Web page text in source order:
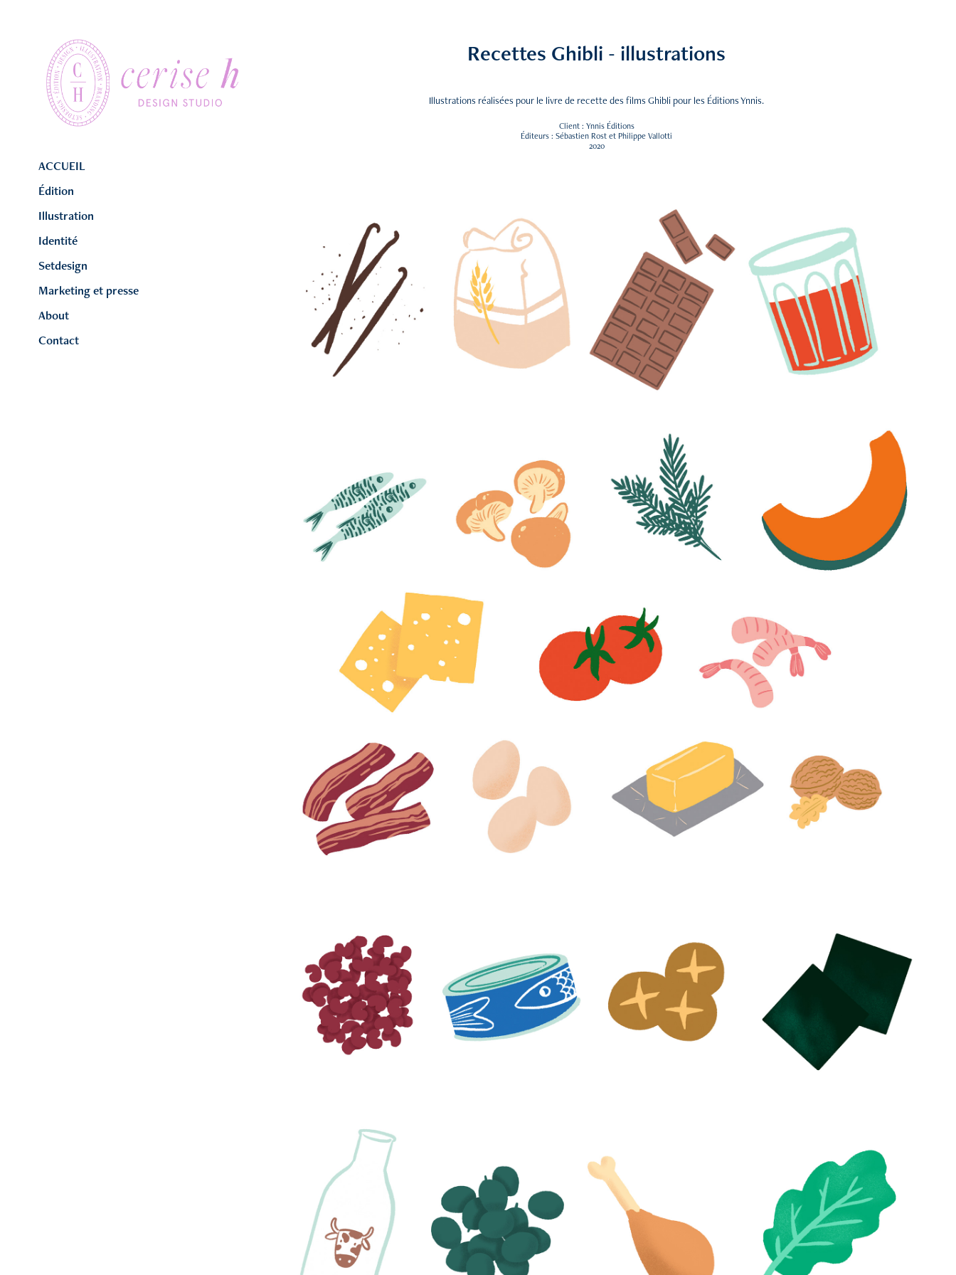
ACCUEIL
Édition
Illustration
Identité
Setdesign
Marketing et presse
About
Contact
Recettes Ghibli - illustrations
Illustrations réalisées pour le livre de recette des films Ghibli pour les Éditions Ynnis.
Client : Ynnis Éditions
Éditeurs : Sébastien Rost et Philippe Vallotti
2020